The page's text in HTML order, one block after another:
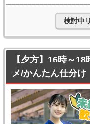
検討中
【夕方】16時～
メ/かんたん仕分け